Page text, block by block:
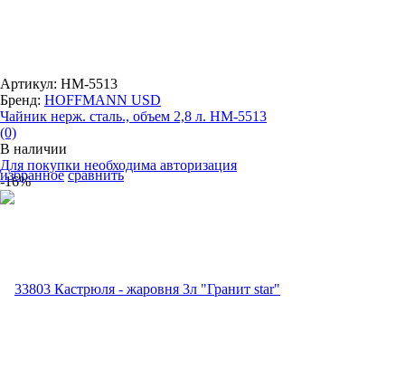
избранное сравнить
Артикул: HM-5513
Бренд: HOFFMANN USD
Чайник нерж. сталь., объем 2,8 л. HM-5513
(0)
В наличии
Для покупки необходима авторизация
-16%